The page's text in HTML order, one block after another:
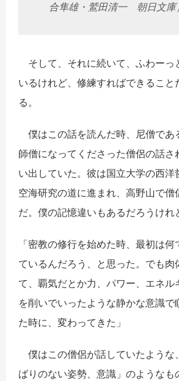
合隼雄・鷲田清一 朝日文庫
そして、それに続いて、ふわーっ
いるけれど、修練すればできること
る。
僕はこの話を読んだ時、尼僧であ
師僧になってくださった僧侶の話さ
い出していた。彼は国立大学の西洋
空海研究の道に進まれ、高野山で僧
だ。僕の記憶違いもあるだろうけれ
「密教の修行を始めた時、最初は
ているんだろう、と思った。でも肉
て、覇気だとか力、パワー、エネル
を削いでいったような静かな意識で
た時に、変わってきた」
僕はこの僧侶が話していたような
ばりのない姿勢、意識」のようなも